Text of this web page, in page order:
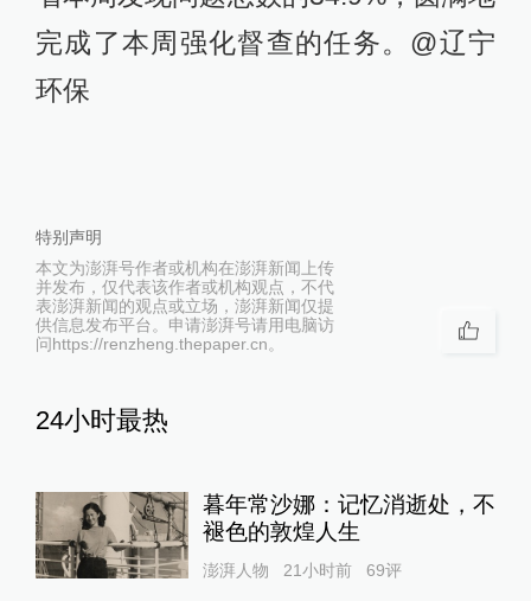
完成了本周强化督查的任务。@辽宁
环保
特别声明
本文为澎湃号作者或机构在澎湃新闻上传
并发布，仅代表该作者或机构观点，不代
表澎湃新闻的观点或立场，澎湃新闻仅提
供信息发布平台。申请澎湃号请用电脑访
问https://renzheng.thepaper.cn。
24小时最热
暮年常沙娜：记忆消逝处，不
褪色的敦煌人生
澎湃人物 21小时前 69评